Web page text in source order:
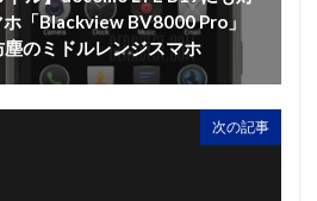
「Blackview BV8000 Pro」
のミドルレンジスマホ
次の記事